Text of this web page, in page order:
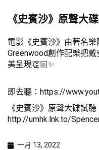
《史賓沙》原聲大
電影《史賓沙》由著名
Greenwood創作配樂把
美呈現👏🏻✨
即去聽： https://
《史賓沙》原聲大碟試聽
http://umhk.lnk.to/
一月 13, 2022